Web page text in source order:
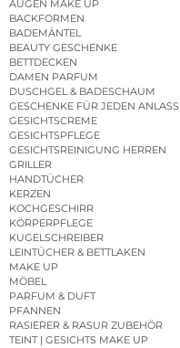
AUGEN MAKE UP
BACKFORMEN
BADEMÄNTEL
BEAUTY GESCHENKE
BETTDECKEN
DAMEN PARFUM
DUSCHGEL & BADESCHAUM
GESCHENKE FÜR JEDEN ANLASS
GESICHTSCREME
GESICHTSPFLEGE
GESICHTSREINIGUNG HERREN
GRILLER
HANDTÜCHER
KERZEN
KOCHGESCHIRR
KÖRPERPFLEGE
KUGELSCHREIBER
LEINTÜCHER & BETTLAKEN
MAKE UP
MÖBEL
PARFUM & DUFT
PFANNEN
RASIERER & RASUR ZUBEHÖR
TEINT | GESICHTS MAKE UP